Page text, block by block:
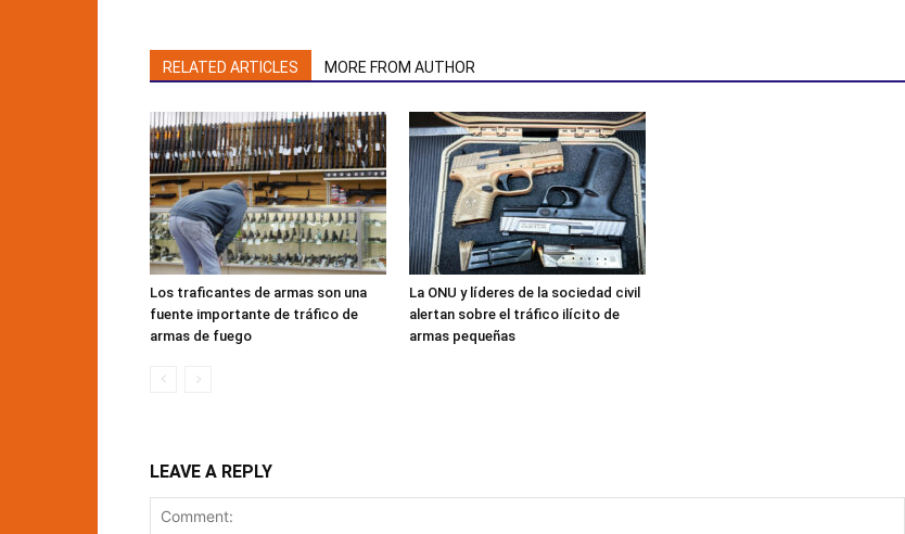
RELATED ARTICLES MORE FROM AUTHOR
Los traficantes de armas son una
fuente importante de tráfico de
armas de fuego
La ONU y líderes de la sociedad civil
alertan sobre el tráfico ilícito de
armas pequeñas
LEAVE A REPLY